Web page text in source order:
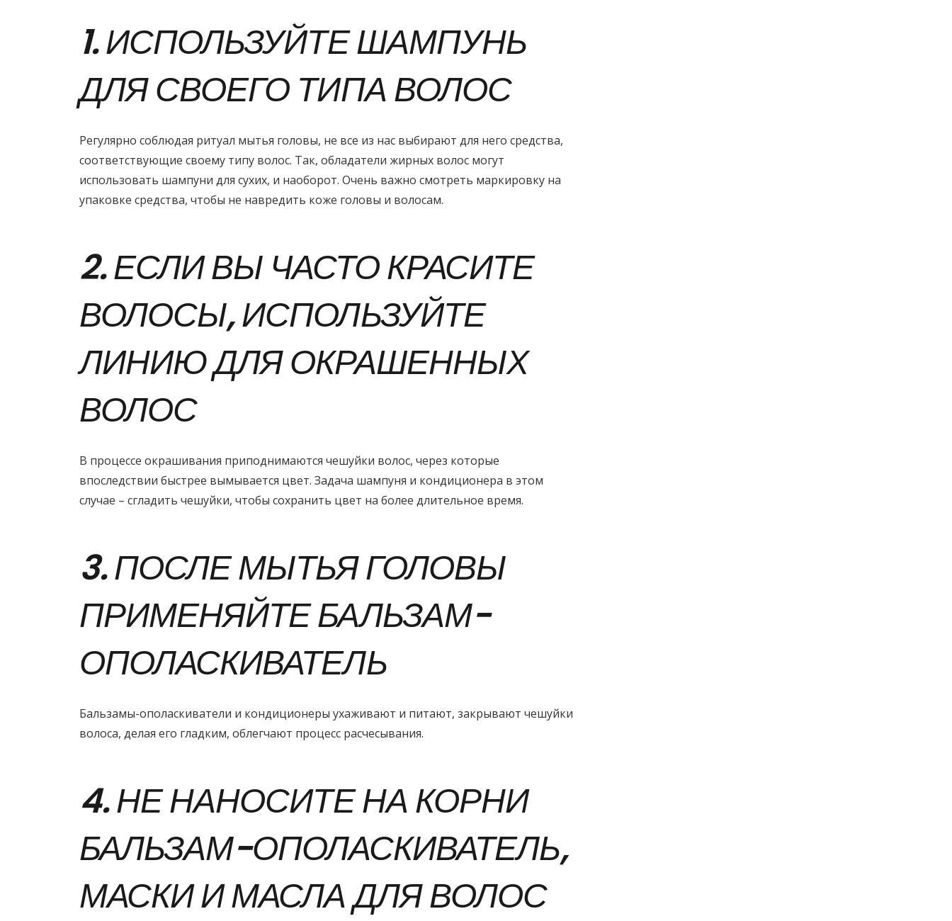
1. ИСПОЛЬЗУЙТЕ ШАМПУНЬ
ДЛЯ СВОЕГО ТИПА ВОЛОС
Регулярно соблюдая ритуал мытья головы, не все из нас выбирают для него средства,
соответствующие своему типу волос. Так, обладатели жирных волос могут
использовать шампуни для сухих, и наоборот. Очень важно смотреть маркировку на
упаковке средства, чтобы не навредить коже головы и волосам.
2. ЕСЛИ ВЫ ЧАСТО КРАСИТЕ
ВОЛОСЫ, ИСПОЛЬЗУЙТЕ
ЛИНИЮ ДЛЯ ОКРАШЕННЫХ
ВОЛОС
В процессе окрашивания приподнимаются чешуйки волос, через которые
впоследствии быстрее вымывается цвет. Задача шампуня и кондиционера в этом
случае – сгладить чешуйки, чтобы сохранить цвет на более длительное время.
3. ПОСЛЕ МЫТЬЯ ГОЛОВЫ
ПРИМЕНЯЙТЕ БАЛЬЗАМ-
ОПОЛАСКИВАТЕЛЬ
Бальзамы-ополаскиватели и кондиционеры ухаживают и питают, закрывают чешуйки
волоса, делая его гладким, облегчают процесс расчесывания.
4. НЕ НАНОСИТЕ НА КОРНИ
БАЛЬЗАМ-ОПОЛАСКИВАТЕЛЬ,
МАСКИ И МАСЛА ДЛЯ ВОЛОС